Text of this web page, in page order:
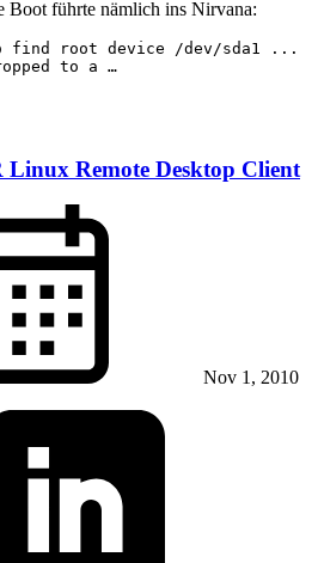
Boot führte nämlich ins Nirvana:
to a …
Linux Remote Desktop Client
Nov 1, 2010